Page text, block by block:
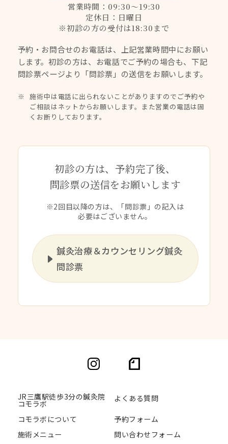
営業時間：09:30〜19:30
定休日：日曜日
※初診の方の受付は18:30まで
予約・お問合せのお電話は、上記営業時間中にお願い
します。初診の方は、お電話でご予約の場合も、下記
問診票ページより 「問診票」の送信をお願いします。
施術中は電話に出られないことがありますのでご予約や
ご相談はネットからお願いします。また営業の電話は固
くお断りしております。
初診の方は、予約完了後、
問診票の送信をお願いします
※2回目以降の方は、「問診票」の記入は
必要はございません。
鍼灸治療＆カウンセリング鍼灸
問診票
JR三鷹駅徒歩3分の鍼灸院
コモラボ
よくある質問
コモラボについて
予約フォーム
施術メニュー
問い合わせフォーム